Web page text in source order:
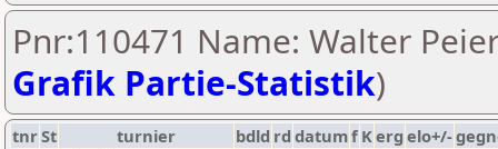
Pnr:110471 Name: Walter
Grafik Partie-Statistik)
tnrSt turnier bdld rd datumf Kerg elo+/-